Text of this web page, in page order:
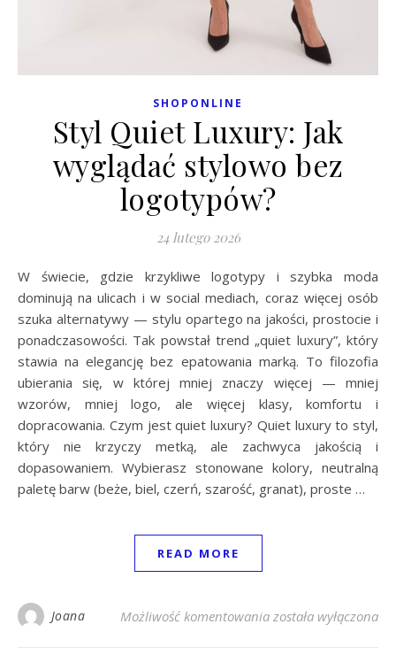
SHOPONLINE
Styl Quiet Luxury: Jak
wyglądać stylowo bez
logotypów?
24 lutego 2026
W świecie, gdzie krzykliwe logotypy i szybka moda
dominują na ulicach i w social mediach, coraz więcej osób
szuka alternatywy — stylu opartego na jakości, prostocie i
ponadczasowości. Tak powstał trend „quiet luxury”, który
stawia na elegancję bez epatowania marką. To filozofia
ubierania się, w której mniej znaczy więcej — mniej
wzorów, mniej logo, ale więcej klasy, komfortu i
dopracowania. Czym jest quiet luxury? Quiet luxury to styl,
który nie krzyczy metką, ale zachwyca jakością i
dopasowaniem. Wybierasz stonowane kolory, neutralną
paletę barw (beże, biel, czerń, szarość, granat), proste …
READ MORE
Joana Możliwość komentowania Styl Quiet Luxury:
została wyłączona